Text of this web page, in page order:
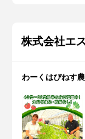
株式会社エ
わーくはぴねす